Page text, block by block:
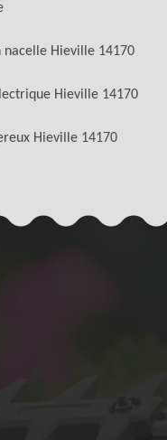
Hieville 14170
Hieville 14170
Hieville 14170